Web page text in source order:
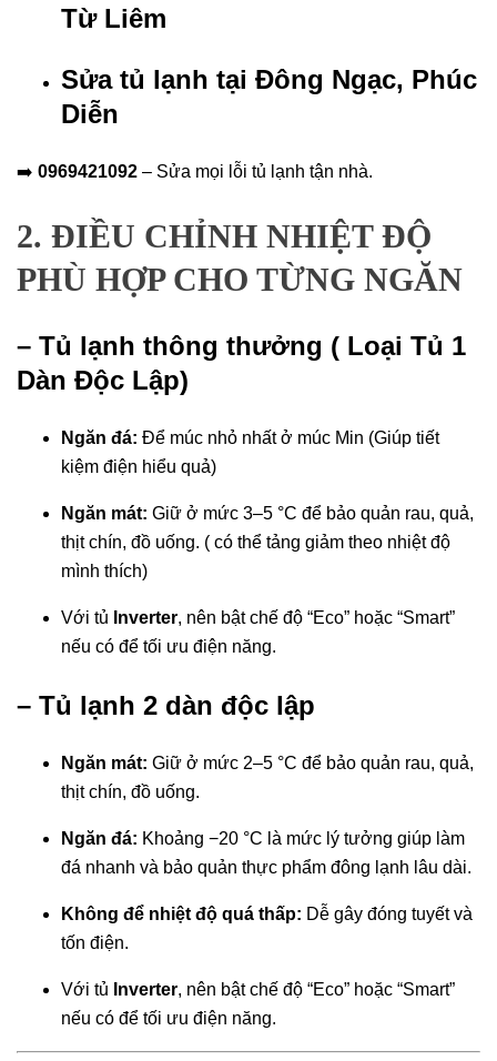
Từ Liêm
Sửa tủ lạnh tại Đông Ngạc, Phúc
Diễn
➡️ 0969421092 – Sửa mọi lỗi tủ lạnh tận nhà.
2. ĐIỀU CHỈNH NHIỆT ĐỘ
PHÙ HỢP CHO TỪNG NGĂN
– Tủ lạnh thông thưởng ( Loại Tủ 1
Dàn Độc Lập)
Ngăn đá: Để múc nhỏ nhất ở múc Min (Giúp tiết
kiệm điện hiểu quả)
Ngăn mát: Giữ ở mức 3–5 °C để bảo quản rau, quả,
thịt chín, đồ uống. ( có thể tảng giảm theo nhiệt độ
mình thích)
Với tủ Inverter, nên bật chế độ “Eco” hoặc “Smart”
nếu có để tối ưu điện năng.
– Tủ lạnh 2 dàn độc lập
Ngăn mát: Giữ ở mức 2–5 °C để bảo quản rau, quả,
thịt chín, đồ uống.
Ngăn đá: Khoảng −20 °C là mức lý tưởng giúp làm
đá nhanh và bảo quản thực phẩm đông lạnh lâu dài.
Không để nhiệt độ quá thấp: Dễ gây đóng tuyết và
tốn điện.
Với tủ Inverter, nên bật chế độ “Eco” hoặc “Smart”
nếu có để tối ưu điện năng.